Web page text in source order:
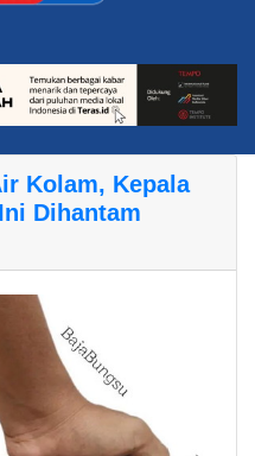
Kolam, Kepala
Dihantam